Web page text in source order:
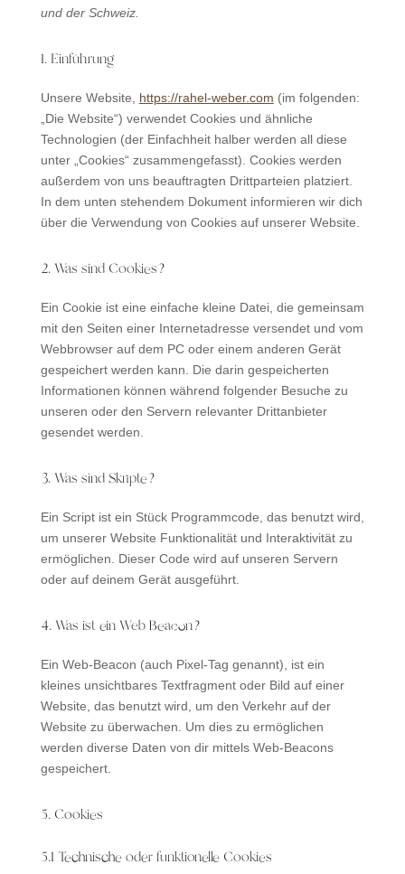
und der Schweiz.
1. Einführung
Unsere Website, https://rahel-weber.com (im folgenden:
„Die Website“) verwendet Cookies und ähnliche
Technologien (der Einfachheit halber werden all diese
unter „Cookies“ zusammengefasst). Cookies werden
außerdem von uns beauftragten Drittparteien platziert.
In dem unten stehendem Dokument informieren wir dich
über die Verwendung von Cookies auf unserer Website.
2. Was sind Cookies?
Ein Cookie ist eine einfache kleine Datei, die gemeinsam
mit den Seiten einer Internetadresse versendet und vom
Webbrowser auf dem PC oder einem anderen Gerät
gespeichert werden kann. Die darin gespeicherten
Informationen können während folgender Besuche zu
unseren oder den Servern relevanter Drittanbieter
gesendet werden.
3. Was sind Skripte?
Ein Script ist ein Stück Programmcode, das benutzt wird,
um unserer Website Funktionalität und Interaktivität zu
ermöglichen. Dieser Code wird auf unseren Servern
oder auf deinem Gerät ausgeführt.
4. Was ist ein Web Beacon?
Ein Web-Beacon (auch Pixel-Tag genannt), ist ein
kleines unsichtbares Textfragment oder Bild auf einer
Website, das benutzt wird, um den Verkehr auf der
Website zu überwachen. Um dies zu ermöglichen
werden diverse Daten von dir mittels Web-Beacons
gespeichert.
5. Cookies
5.1 Technische oder funktionelle Cookies